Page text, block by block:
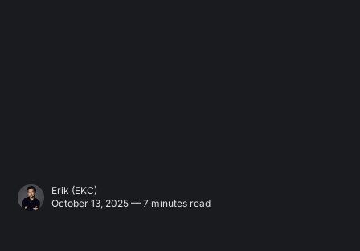
Erik (EKC)
October 13, 2025 — 7 minutes read